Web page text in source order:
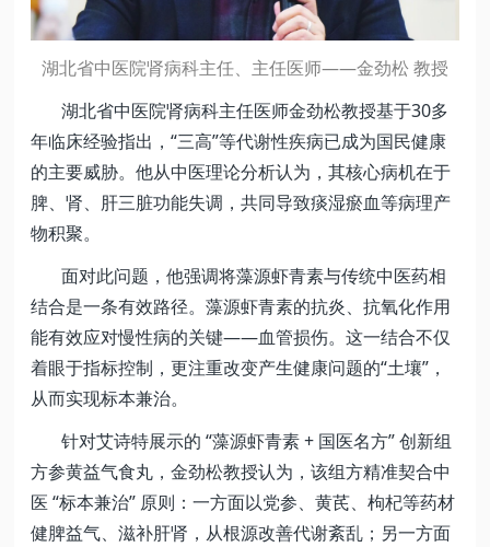
湖北省中医院肾病科主任、主任医师——金劲松 教授
湖北省中医院肾病科主任医师金劲松教授基于30多
年临床经验指出，“三高”等代谢性疾病已成为国民健康
的主要威胁。他从中医理论分析认为，其核心病机在于
脾、肾、肝三脏功能失调，共同导致痰湿瘀血等病理产
物积聚。
面对此问题，他强调将藻源虾青素与传统中医药相
结合是一条有效路径。藻源虾青素的抗炎、抗氧化作用
能有效应对慢性病的关键——血管损伤。这一结合不仅
着眼于指标控制，更注重改变产生健康问题的“土壤”，
从而实现标本兼治。
针对艾诗特展示的 “藻源虾青素 + 国医名方” 创新组
方参黄益气食丸，金劲松教授认为，该组方精准契合中
医 “标本兼治” 原则：一方面以党参、黄芪、枸杞等药材
健脾益气、滋补肝肾，从根源改善代谢紊乱；另一方面